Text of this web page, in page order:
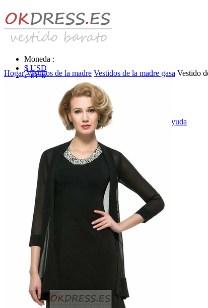
Moneda :
$ USD
€ EUR
Identificarse & Registrarse |Obtener la contraseña Ayuda
Vestidos de novia
Vestido de novia liquidación y venta
Vestidos de novia vendimia
Vestidos de novia 2023
Vestidos de novia sin tirantes
Vestidos de novia encaje
Vestidos de novia corte princesa
Hogar Vestidos de la madre Vestidos de la madre gasa Vestido